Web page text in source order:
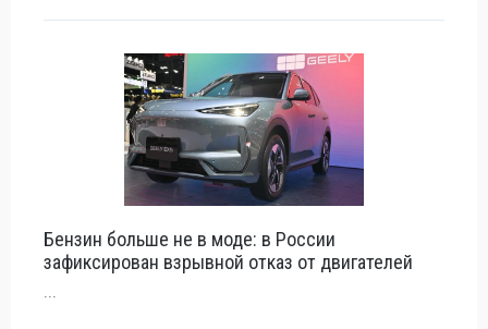
Бензин больше не в моде: в России
зафиксирован взрывной отказ от двигателей
...